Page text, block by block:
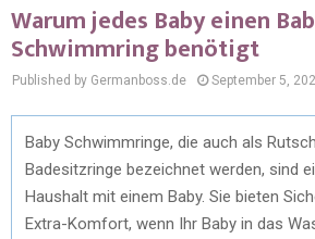
Warum jedes Baby einen
Schwimmring benötigt
Published by Germanboss.de September 5,
Baby Schwimmringe, die auch als
Badesitzringe bezeichnet werden, sind
Haushalt mit einem Baby. Sie bieten
Extra-Komfort, wenn Ihr Baby in das